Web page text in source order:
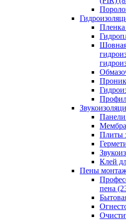
Пленка
Панели
Плиты
Клей
Пены
пена